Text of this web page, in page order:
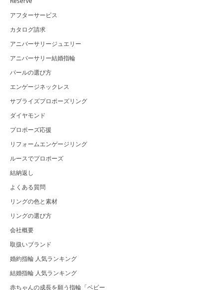
アフターサービス
カタログ請求
アニバーサリージュエリー
アニバーサリー結婚指輪
パールの選び方
エンゲージネックレス
サプライズプロポーズリング
ダイヤモンド
プロポーズ応援
リフォームエンゲージリング
ルースでプロポーズ
結納返し
よくある質問
リングの色と素材
リングの選び方
会社概要
取扱いブランド
婚約指輪 人気ランキング
結婚指輪 人気ランキング
赤ちゃんの成長を願う指輪「ベビー